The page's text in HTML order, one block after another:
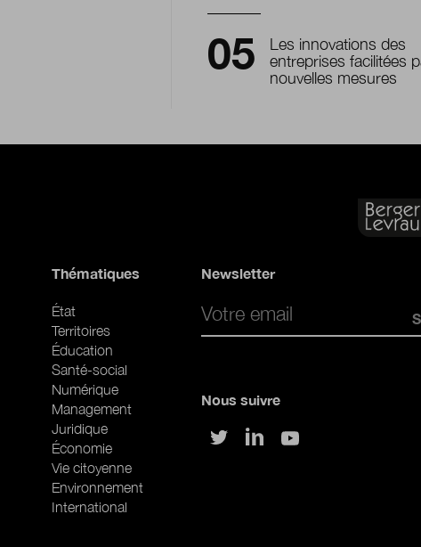
Les innovations des
entreprises facilitées
nouvelles mesures
Thématiques
État
Territoires
Éducation
Santé-social
Numérique
Management
Juridique
Économie
Vie citoyenne
Environnement
International
Newsletter
Email *
Nous suivre
sur Twittersur LinkedInsur Youtube